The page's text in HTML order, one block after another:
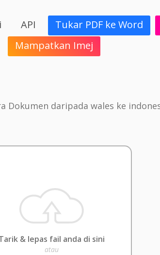
API
Tukar PDF ke Word
Mampatkan Imej
Dokumen daripada wales ke
& lepas fail anda di sini
atau